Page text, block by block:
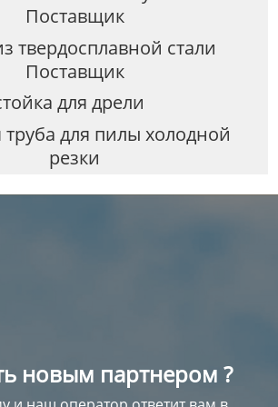
Поставщик
твердосплавной стали
Поставщик
для дрели
труба для пилы холодной
резки
новым партнером ?